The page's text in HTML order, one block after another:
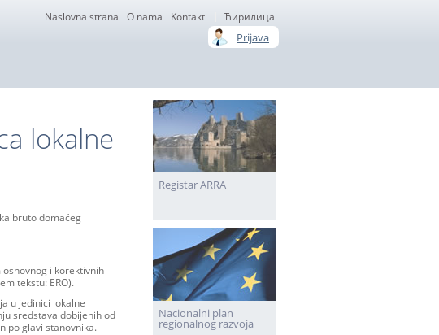
Ћирилица
Kontakt
О nama
Naslovna strana
Prijava
lokalne
bruto domaćeg
i korektivnih
tekstu: ERO).
u jedinici lokalne
sredstava dobijenih od
po glavi stanovnika.
Registar ARRA
Nacionalni plan
regionalnog razvoja